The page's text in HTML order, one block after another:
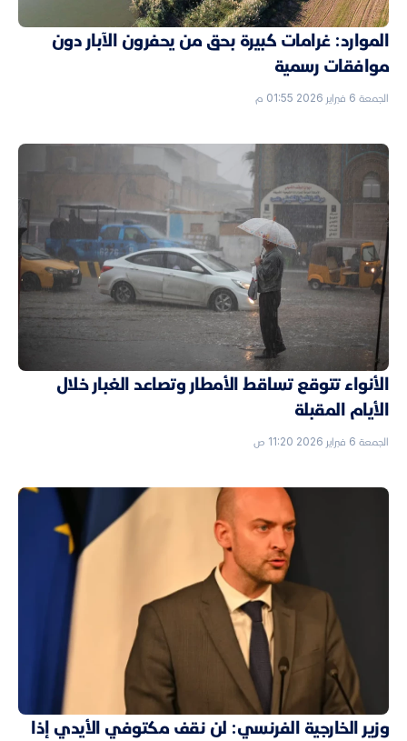
الموارد: غرامات كبيرة بحق من يحفرون الآبار دون
موافقات رسمية
الجمعة 6 فبراير 2026 01:55 م
الأنواء تتوقع تساقط الأمطار وتصاعد الغبار خلال
الأيام المقبلة
الجمعة 6 فبراير 2026 11:20 ص
وزير الخارجية الفرنسي: لن نقف مكتوفي الأيدي إذا